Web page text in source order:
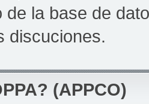
de la base de
discuciones.
(APPCO)